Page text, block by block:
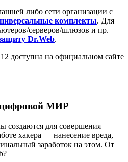
либо сети организации с
комплекты. Для
серверов/шлюзов и пр.
Dr.Web.
доступна на официальном сайте
МИР
создаются для совершения
хакера — нанесение вреда,
заработок на этом. От